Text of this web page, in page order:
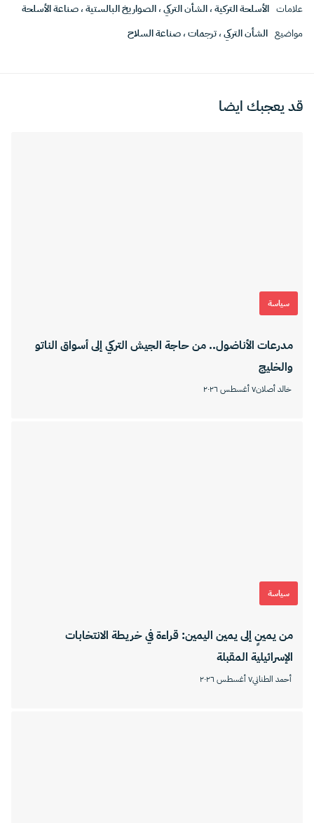
علامات الأسلحة التركية،الشأن التركي،الصواريخ البالستية،صناعة الأسلحة
مواضيع الشأن التركي،ترجمات،صناعة السلاح
قد يعجبك ايضا
سياسة
مدرعات الأناضول.. من حاجة الجيش التركي إلى أسواق الناتو
والخليج
خالد أصلان٧ أغسطس ٢٠٢٦
سياسة
من يمينٍ إلى يمين اليمين: قراءة في خريطة الانتخابات
الإسرائيلية المقبلة
أحمد الطناني٧ أغسطس ٢٠٢٦